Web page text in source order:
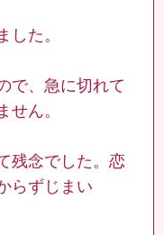
した。
で、急に切れて
せん。
残念でした。恋
らずじまい